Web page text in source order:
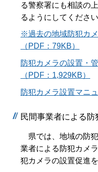
る警察署にも相談の
るようにしてください
※過去の地域防犯カ
（PDF：79KB）
防犯カメラの設置・
（PDF：1,929KB）
防犯カメラ設置マニ
民間事業者による
県では、地域の防
業者による防犯カメ
犯カメラの設置促進